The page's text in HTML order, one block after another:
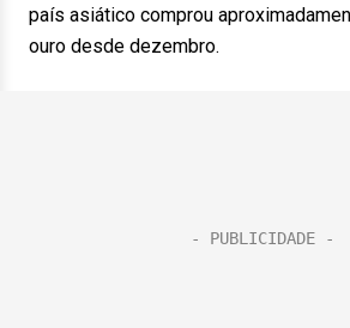
país asiático comprou
ouro desde dezembro.